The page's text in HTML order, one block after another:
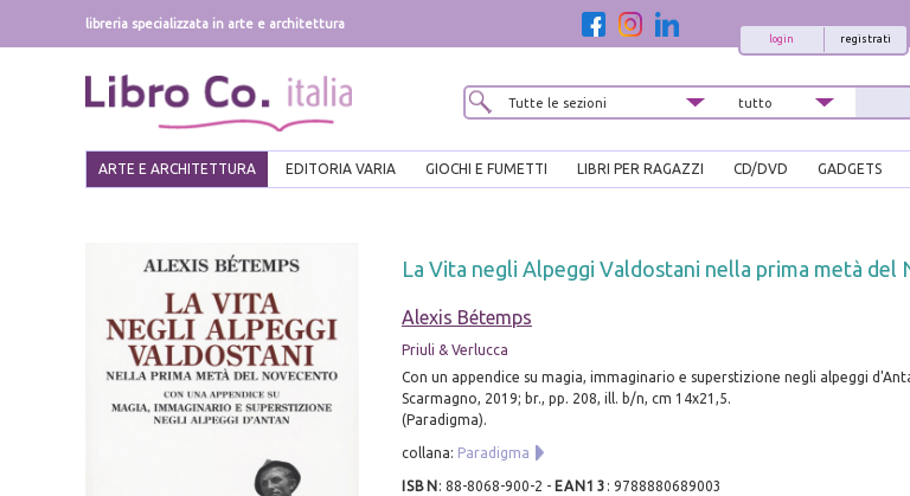
libreria specializzata in arte e architettura
registrati
login
ARTE E ARCHITETTURA EDITORIA VARIA GIOCHI E FUMETTI LIBRI PER RAGAZZI CD/DVD GADGETS
La Vita negli Alpeggi Valdostani nella prima metà del
Alexis Bétemps
Priuli & Verlucca
Con un appendice su magia, immaginario e superstizione negli alpeggi
Scarmagno, 2019; br., pp. 208, ill. b/n, cm 14x21,5.
(Paradigma).
collana: Paradigma
ISBN : 88-8068-900-2 - EAN13 : 9788880689003